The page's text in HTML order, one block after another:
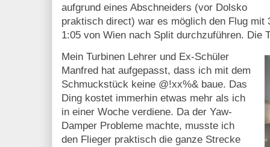
aufgrund eines Abschneiders (vor Dolsko
praktisch direct) war es möglich den Flug mit
1:05 von Wien nach Split durchzuführen. Die
Mein Turbinen Lehrer und Ex-Schüler
Manfred hat aufgepasst, dass ich mit dem
Schmuckstück keine @!xx%& baue. Das
Ding kostet immerhin etwas mehr als ich
in einer Woche verdiene. Da der Yaw-
Damper Probleme machte, musste ich
den Flieger praktisch die ganze Strecke